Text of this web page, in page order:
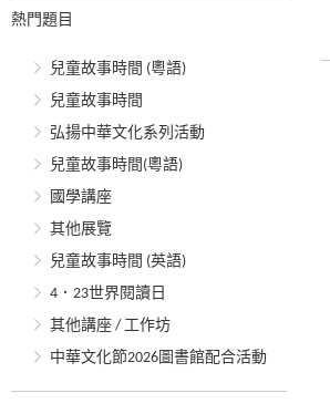
熱門題目
兒童故事時間 (粵語)
兒童故事時間
弘揚中華文化系列活動
兒童故事時間(粵語)
國學講座
其他展覽
兒童故事時間 (英語)
4．23世界閱讀日
其他講座 / 工作坊
中華文化節2026圖書館配合活動